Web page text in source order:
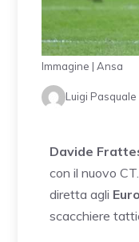
Immagine | Ansa
Luigi
Davide
con il nuovo
diretta agli
scacchiere